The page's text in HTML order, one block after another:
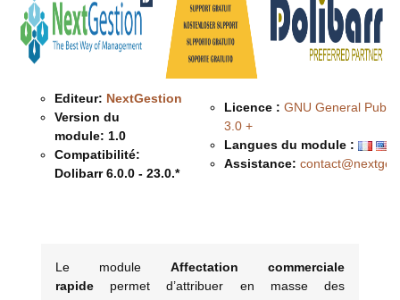
Editeur: NextGestion
Version du
module: 1.0
Compatibilité:
Dolibarr 6.0.0 - 23.0.*
Licence : GNU General
3.0 +
Langues du module :
Assistance:
Le module Affectation commerciale
rapide permet d’attribuer en masse des